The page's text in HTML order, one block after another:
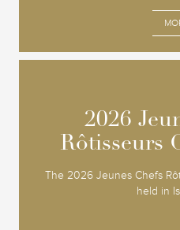
2026
Rôtisseurs
The 2026 Jeunes Chefs
held in
2026
Rôtisseurs